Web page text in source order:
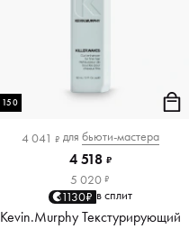
150
4 041 ₽ для бьюти-мастера
4 518 ₽
5 020 ₽
1130₽ в сплит
Kevin.Murphy Текстурирующий